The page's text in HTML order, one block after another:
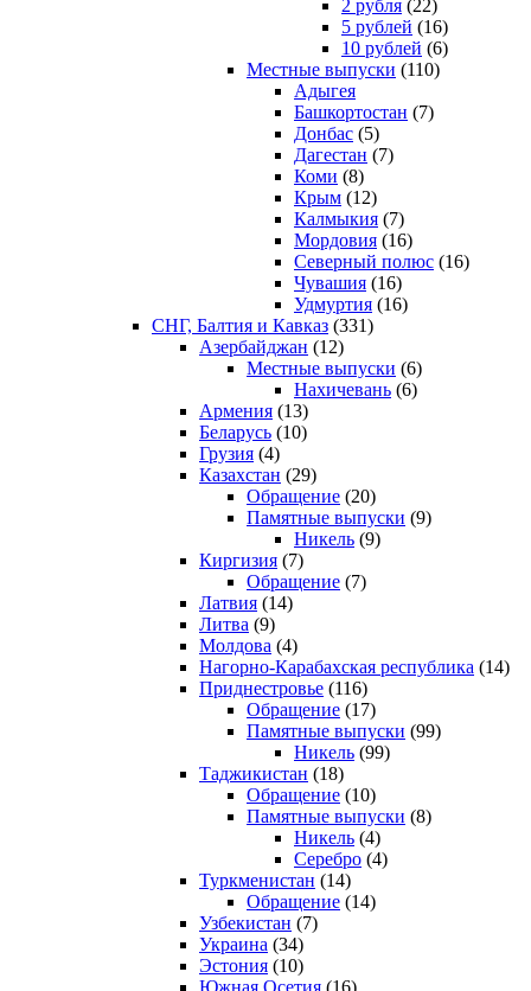
2 рубля (22)
5 рублей (16)
10 рублей (6)
Местные выпуски (110)
Адыгея
Башкортостан (7)
Донбас (5)
Дагестан (7)
Коми (8)
Крым (12)
Калмыкия (7)
Мордовия (16)
Северный полюс (16)
Чувашия (16)
Удмуртия (16)
СНГ, Балтия и Кавказ (331)
Азербайджан (12)
Местные выпуски (6)
Нахичевань (6)
Армения (13)
Беларусь (10)
Грузия (4)
Казахстан (29)
Обращение (20)
Памятные выпуски (9)
Никель (9)
Киргизия (7)
Обращение (7)
Латвия (14)
Литва (9)
Молдова (4)
Нагорно-Карабахская республика (14)
Приднестровье (116)
Обращение (17)
Памятные выпуски (99)
Никель (99)
Таджикистан (18)
Обращение (10)
Памятные выпуски (8)
Никель (4)
Серебро (4)
Туркменистан (14)
Обращение (14)
Узбекистан (7)
Украина (34)
Эстония (10)
Южная Осетия (16)